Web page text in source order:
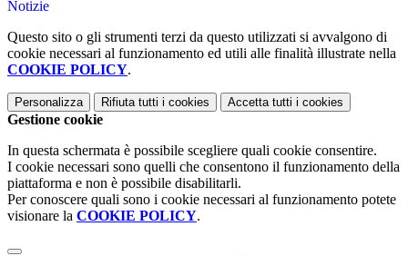
Notizie
Questo sito o gli strumenti terzi da questo utilizzati si avvalgono di
cookie necessari al funzionamento ed utili alle finalità illustrate nella
COOKIE POLICY.
Personalizza Rifiuta tutti i cookies Accetta tutti i cookies
Gestione cookie
In questa schermata è possibile scegliere quali cookie consentire.
I cookie necessari sono quelli che consentono il funzionamento della
piattaforma e non è possibile disabilitarli.
Per conoscere quali sono i cookie necessari al funzionamento potete
visionare la COOKIE POLICY.